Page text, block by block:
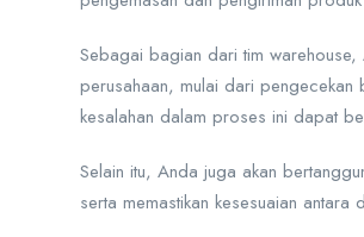
Sebagai bagian dari tim
perusahaan, mulai dari
kesalahan dalam proses ini dapat
Selain itu, Anda juga akan
serta memastikan kesesuaian